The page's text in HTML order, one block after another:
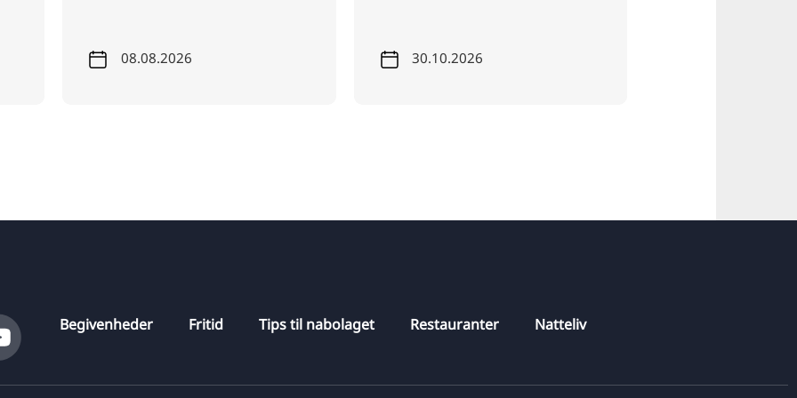
08.08.2026 30.10.2026
Begivenheder Fritid Tips til nabolaget Restauranter Natteliv